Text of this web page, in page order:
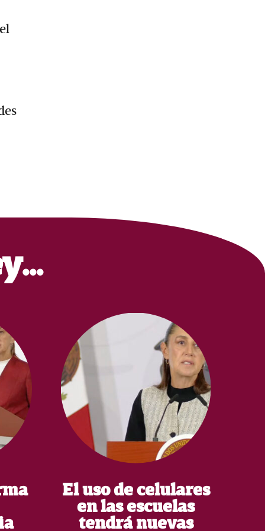
El uso de celulares
en las escuelas
tendrá nuevas